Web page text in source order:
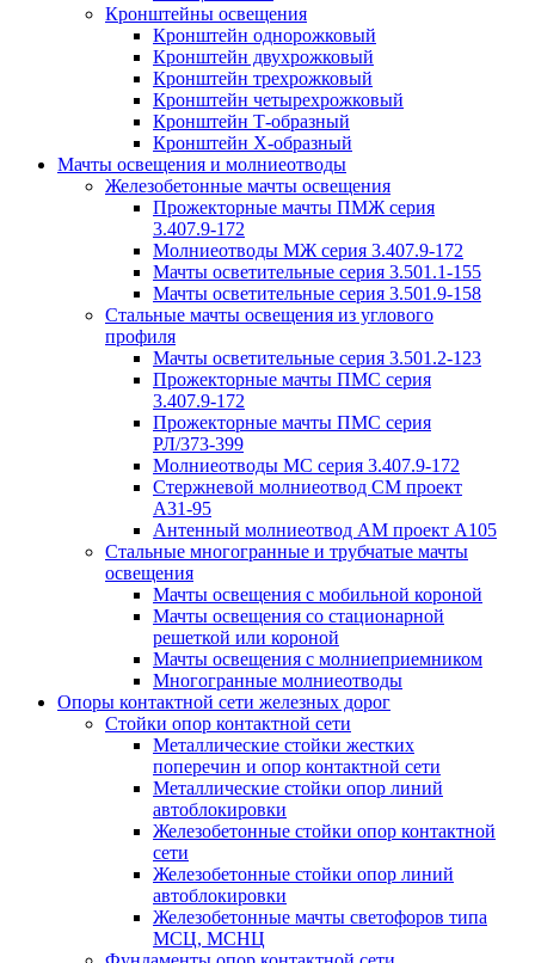
Кронштейны освещения
Кронштейн однорожковый
Кронштейн двухрожковый
Кронштейн трехрожковый
Кронштейн четырехрожковый
Кронштейн Т-образный
Кронштейн Х-образный
Мачты освещения и молниеотводы
Железобетонные мачты освещения
Прожекторные мачты ПМЖ серия
3.407.9-172
Молниеотводы МЖ серия 3.407.9-172
Мачты осветительные серия 3.501.1-155
Мачты осветительные серия 3.501.9-158
Стальные мачты освещения из углового
профиля
Мачты осветительные серия 3.501.2-123
Прожекторные мачты ПМС серия
3.407.9-172
Прожекторные мачты ПМС серия
РЛ/373-399
Молниеотводы МС серия 3.407.9-172
Стержневой молниеотвод СМ проект
А31-95
Антенный молниеотвод АМ проект А105
Стальные многогранные и трубчатые мачты
освещения
Мачты освещения с мобильной короной
Мачты освещения со стационарной
решеткой или короной
Мачты освещения с молниеприемником
Многогранные молниеотводы
Опоры контактной сети железных дорог
Стойки опор контактной сети
Металлические стойки жестких
поперечин и опор контактной сети
Металлические стойки опор линий
автоблокировки
Железобетонные стойки опор контактной
сети
Железобетонные стойки опор линий
автоблокировки
Железобетонные мачты светофоров типа
МСЦ, МСНЦ